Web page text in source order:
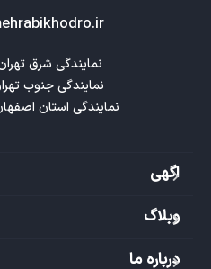
نمایندگی استان اصفهان :
اگهی
وبلاگ
درباره ما